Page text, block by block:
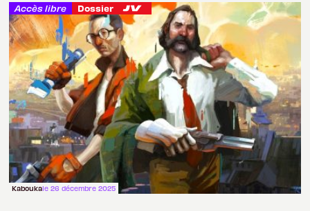
Accès libre Dossier
Kaboukale 26 décembre 2025